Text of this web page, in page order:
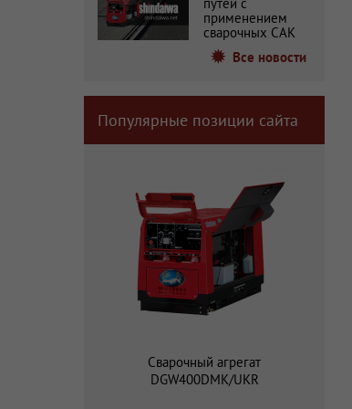
путей с
применением
сварочных САК
Все новости
Популярные позиции сайта
Сварочный агрегат
DGW400DMK/UKR